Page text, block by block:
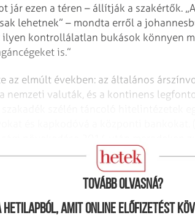
jár ezen a téren – állítják a szakértők.
lehetnek” – mondta erről a
ilyen kontrollálatlan bukások könnyen
is.”
az elmúlt években: az általános
nemzeti valuták, és a kontinens
2017-re 3 százalékot várnak az
Tovább olvasná?
hetilapból, amit online előfizetést